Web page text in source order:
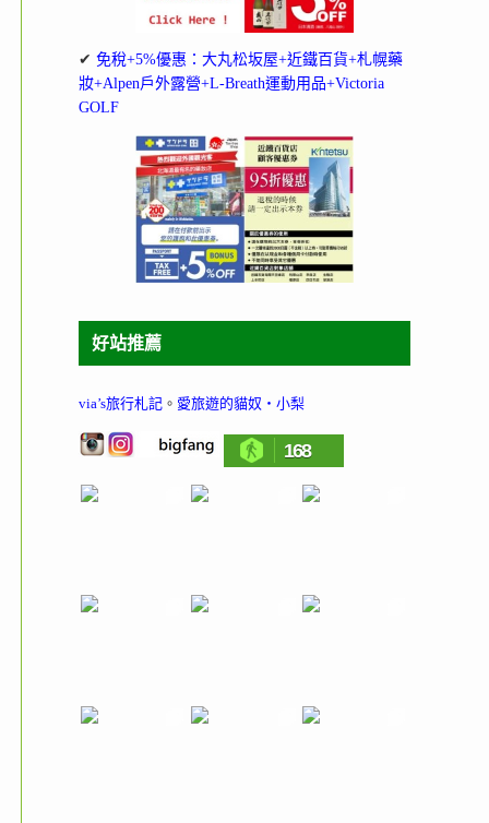
✔ 免稅+5%優惠：大丸松坂屋+近鐵百貨+札幌藥
妝+Alpen戶外露營+L-Breath運動用品+Victoria
GOLF
好站推薦
via’s旅行札記 。 愛旅遊的貓奴‧小梨
168